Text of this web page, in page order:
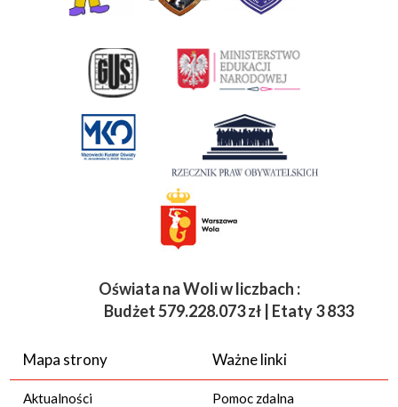
Oświata na Woli w liczbach :
Budżet579.228.073 zł | Etaty 3 833 |
Mapa strony Ważne linki
Aktualności Pomoc zdalna